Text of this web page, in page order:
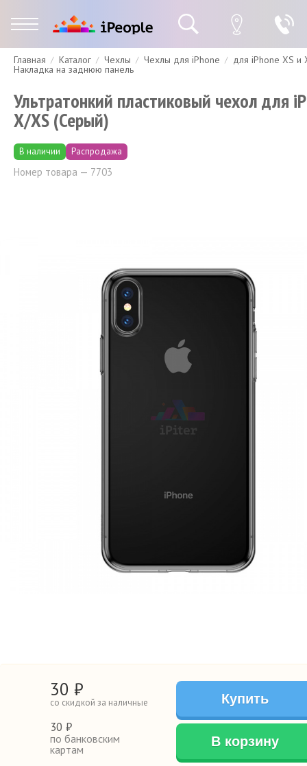
Гарантия Доставка и оплата Спецпредложения Скидки
Главная Каталог Чехлы Чехлы для iPhone для iPhone XS и
Накладка на заднюю панель
Ультратонкий пластиковый чехол для
X/XS (Серый)
В наличии Распродажа
Номер товара — 7703
30 ₽
со скидкой за наличные
30 ₽
по банковским
картам
Купить
В корзину